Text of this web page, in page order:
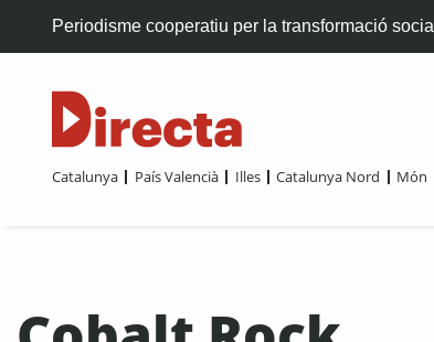
Periodisme cooperatiu per la transformació social
Catalunya País Valencià Illes Catalunya Nord Món